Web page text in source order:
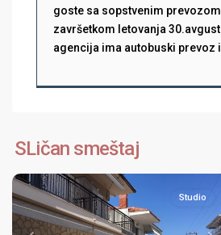
goste sa sopstvenim
završetkom letovanja
agencija ima autobuski prevoz
SLičan smeštaj
Kasandra
Polihrono
Studio